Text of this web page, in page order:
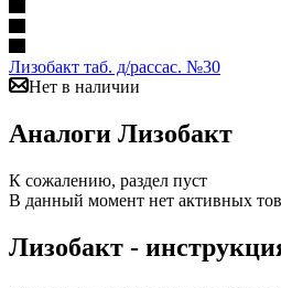
Лизобакт таб. д/рассас. №30
Нет в наличии
Аналоги Лизобакт
К сожалению, раздел пуст
В данный момент нет активных
Лизобакт -